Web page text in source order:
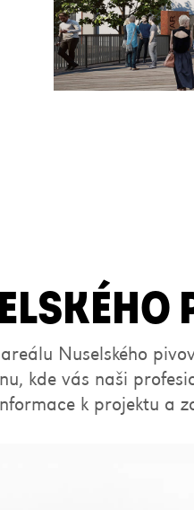
Nuselského
kde vás naši
k projektu a